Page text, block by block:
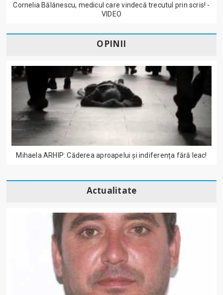
Cornelia Bălănescu, medicul care vindecă trecutul prin scris! -
VIDEO
OPINII
Mihaela ARHIP: Căderea aproapelui și indiferența fără leac!
Actualitate